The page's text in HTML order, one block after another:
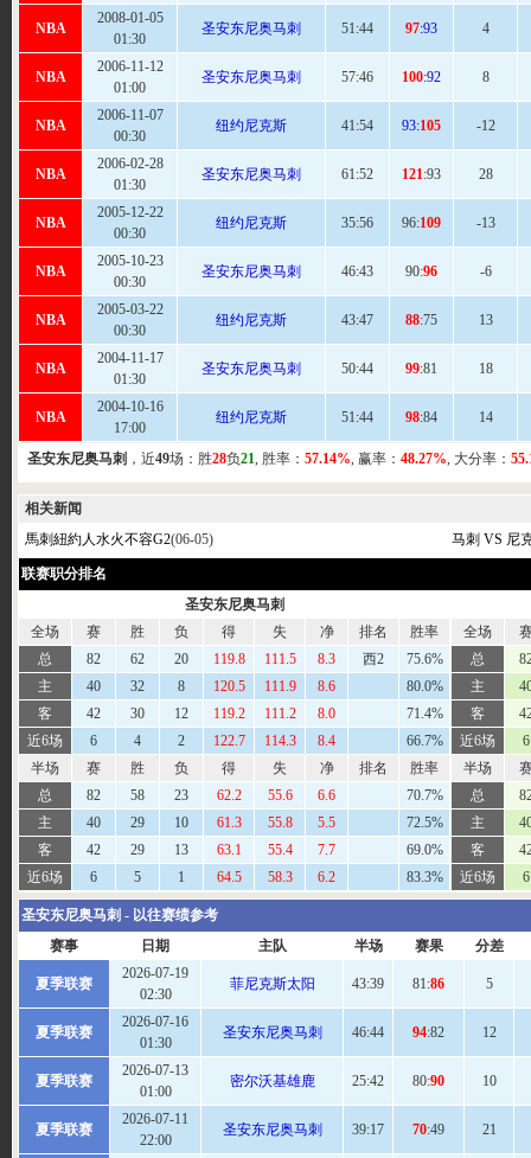
NBA
2008-01-05
01:30
圣安东尼奥马刺 51:44 97:93 4
NBA
2006-11-12
01:00
圣安东尼奥马刺 57:46 100:92 8
NBA
2006-11-07
00:30
纽约尼克斯 41:54 93:105 -12
NBA
2006-02-28
01:30
圣安东尼奥马刺 61:52 121:93 28
NBA
2005-12-22
00:30
纽约尼克斯 35:56 96:109 -13
NBA
2005-10-23
00:30
圣安东尼奥马刺 46:43 90:96 -6
NBA
2005-03-22
00:30
纽约尼克斯 43:47 88:75 13
NBA
2004-11-17
01:30
圣安东尼奥马刺 50:44 99:81 18
NBA
2004-10-16
17:00
纽约尼克斯 51:44 98:84 14
圣安东尼奥马刺 ，近49场：胜28负21, 胜率： 57.14%, 赢率： 48.27%, 大分率：
相关新闻
馬刺紐約人水火不容G2(06-05) 马刺 VS 尼
联赛职分排名
圣安东尼奥马刺
全场
赛 胜 负 得 失 净 排名
胜率
总
82 62 20 119.8 111.5 8.3 西2
75.6%
主
40 32 8 120.5 111.9 8.6
80.0%
客
42 30 12 119.2 111.2 8.0
71.4%
近6场
6 4 2 122.7 114.3 8.4
66.7%
半场
赛 胜 负 得 失 净 排名
胜率
总
82 58 23 62.2 55.6 6.6
70.7%
主
40 29 10 61.3 55.8 5.5
72.5%
客
42 29 13 63.1 55.4 7.7
69.0%
近6场
6 5 1 64.5 58.3 6.2 83.3%
全场
总
主
客
近6场
6
半场
总
主
客
近6场
6
圣安东尼奥马刺 - 以往赛绩参考
赛事
日期 主队 半场 赛果 分差
夏季联赛
2026-07-19
02:30
菲尼克斯太阳 43:39 81:86 5
夏季联赛
2026-07-16
01:30
圣安东尼奥马刺 46:44 94:82 12
夏季联赛
2026-07-13
01:00
密尔沃基雄鹿 25:42 80:90 10
夏季联赛
2026-07-11
22:00
圣安东尼奥马刺 39:17 70:49 21